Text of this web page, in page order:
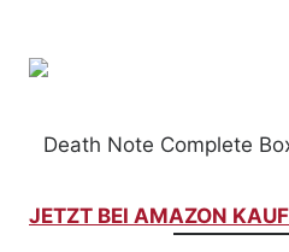
Death Note Complete
JETZT BEI AMAZON